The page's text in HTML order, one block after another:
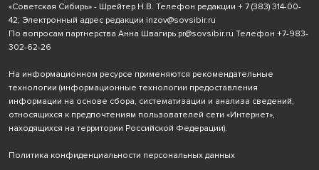
«Советская Сибирь» - Шрейтер Н.В. Телефон редакции + 7 (383) 314-00-
42; Электронный адрес редакции inzov@sovsibir.ru
По вопросам партнерства Анна Швагирь pr@sovsibir.ru Телефон +7-983-
302-62-26
На информационном ресурсе применяются рекомендательные
технологии (информационные технологии предоставления
информации на основе сбора, систематизации и анализа сведений,
относящихся к предпочтениям пользователей сети «Интернет»,
находящихся на территории Российской Федерации).
Политика конфиденциальности персональных данных